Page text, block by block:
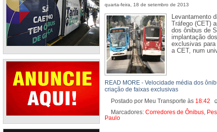
quarta-feira, 18 de setembro de 2013
Levantamento
Tráfego (CET)
dos ônibus de
implantação
exclusivas
a CET, num
READ MORE - Velocidade média dos
criação de faixas exclusivas
Postado por Meu Transporte às 18:42
Marcadores: Corredores de Ônibus
Paulo